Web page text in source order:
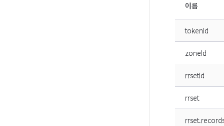
이름
tokenId
zoneId
rrsetId
rrset